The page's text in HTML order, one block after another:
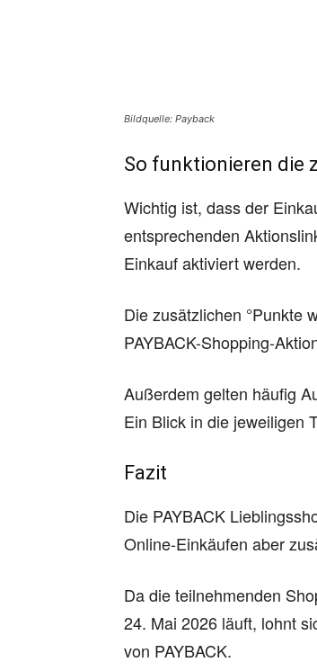
Bildquelle: Payback
So funktionieren die
Wichtig ist, dass der
entsprechenden
Einkauf aktiviert werden.
Die zusätzlichen °Punkte
PAYBACK-Shopping-
Außerdem gelten häufig
Ein Blick in die jeweiligen
Fazit
Die PAYBACK
Online-Einkäufen aber
Da die teilnehmenden
24. Mai 2026 läuft, lohnt
von PAYBACK.